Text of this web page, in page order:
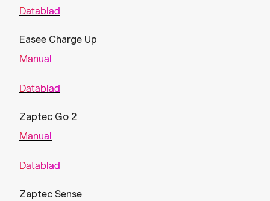
Datablad
Easee Charge Up
Manual
Datablad
Zaptec Go 2
Manual
Datablad
Zaptec Sense